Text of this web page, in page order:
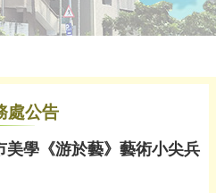
處公告
美學《游於藝》藝術小尖兵